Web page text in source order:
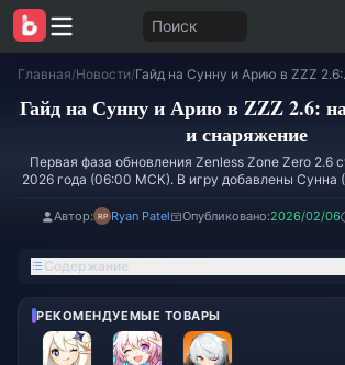
Поиск
Главная/Новости/ Гайд
Гайд на Сунну и Арию в ZZZ 2.6:
и снаряжение
Первая фаза обновления Zenless Zone Zero 2.6
2026 года (06:00 МСК). В игру добавлены Сунна
«Ангелы заблуждения». Баннер продлится до 27
частями «Хаос-джаза». Общие затраты на
Автор: Ryan Patel Опубликовано:2026/02/06
Содержание
РЕКОМЕНДУЕМЫЕ ТОВАРЫ